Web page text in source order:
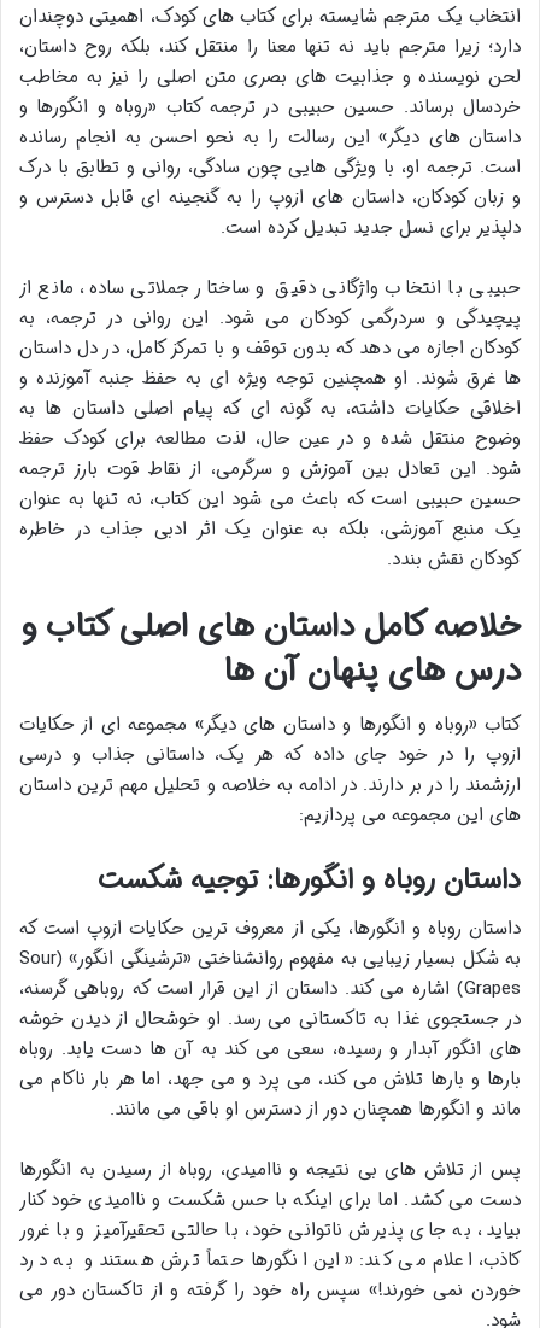
انتخاب یک مترجم شایسته برای کتاب های کودک، اهمیتی دوچندان
دارد؛ زیرا مترجم باید نه تنها معنا را منتقل کند، بلکه روح داستان،
لحن نویسنده و جذابیت های بصری متن اصلی را نیز به مخاطب
خردسال برساند. حسین حبیبی در ترجمه کتاب «روباه و انگورها و
داستان های دیگر» این رسالت را به نحو احسن به انجام رسانده
است. ترجمه او، با ویژگی هایی چون سادگی، روانی و تطابق با درک
و زبان کودکان، داستان های ازوپ را به گنجینه ای قابل دسترس و
دلپذیر برای نسل جدید تبدیل کرده است.
حبیبی با انتخاب واژگانی دقیق و ساختار جملاتی ساده، مانع از
پیچیدگی و سردرگمی کودکان می شود. این روانی در ترجمه، به
کودکان اجازه می دهد که بدون توقف و با تمرکز کامل، در دل داستان
ها غرق شوند. او همچنین توجه ویژه ای به حفظ جنبه آموزنده و
اخلاقی حکایات داشته، به گونه ای که پیام اصلی داستان ها به
وضوح منتقل شده و در عین حال، لذت مطالعه برای کودک حفظ
شود. این تعادل بین آموزش و سرگرمی، از نقاط قوت بارز ترجمه
حسین حبیبی است که باعث می شود این کتاب، نه تنها به عنوان
یک منبع آموزشی، بلکه به عنوان یک اثر ادبی جذاب در خاطره
کودکان نقش بندد.
خلاصه کامل داستان های اصلی کتاب و
درس های پنهان آن ها
کتاب «روباه و انگورها و داستان های دیگر» مجموعه ای از حکایات
ازوپ را در خود جای داده که هر یک، داستانی جذاب و درسی
ارزشمند را در بر دارند. در ادامه به خلاصه و تحلیل مهم ترین داستان
های این مجموعه می پردازیم:
داستان روباه و انگورها: توجیه شکست
داستان روباه و انگورها، یکی از معروف ترین حکایات ازوپ است که
به شکل بسیار زیبایی به مفهوم روانشناختی «ترشینگی انگور» (Sour
Grapes) اشاره می کند. داستان از این قرار است که روباهی گرسنه،
در جستجوی غذا به تاکستانی می رسد. او خوشحال از دیدن خوشه
های انگور آبدار و رسیده، سعی می کند به آن ها دست یابد. روباه
بارها و بارها تلاش می کند، می پرد و می جهد، اما هر بار ناکام می
ماند و انگورها همچنان دور از دسترس او باقی می مانند.
پس از تلاش های بی نتیجه و ناامیدی، روباه از رسیدن به انگورها
دست می کشد. اما برای اینکه با حس شکست و ناامیدی خود کنار
بیاید، به جای پذیرش ناتوانی خود، با حالتی تحقیرآمیز و با غرور
کاذب، اعلام می کند: «این انگورها حتماً ترش هستند و به درد
خوردن نمی خورند!» سپس راه خود را گرفته و از تاکستان دور می
شود.